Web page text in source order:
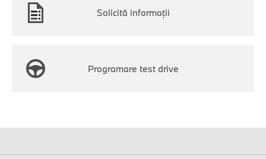
Solicită informaţii
Programare test drive